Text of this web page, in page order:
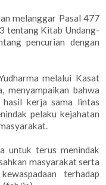
melanggar Pasal 477
tentang Kitab Undang-
pencurian dengan
melalui Kasat
menyampaikan bahwa
hasil kerja sama lintas
pelaku kejahatan
untuk terus menindak
masyarakat serta
terhadap